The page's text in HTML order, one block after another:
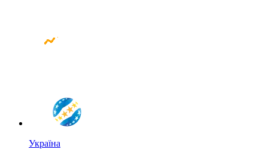
Україна